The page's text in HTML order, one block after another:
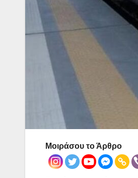
Μοιράσου το Άρθρο